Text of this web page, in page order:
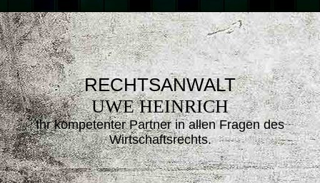
RECHTSANWALT
UWE HEINRICH
Ihr kompetenter Partner in allen Fragen des
Wirtschaftsrechts.